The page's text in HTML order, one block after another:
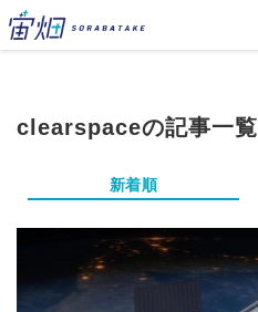
clearspaceの記事一覧
新着順